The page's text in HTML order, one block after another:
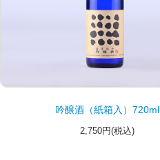
吟醸酒（紙箱入）720ml
2,750円(税込)